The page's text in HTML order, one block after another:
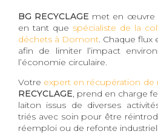
BG RECYCLAGE met en œuvre
en tant que spécialiste de la
déchets à Domont. Chaque flux
afin de limiter l’impact
l’économie circulaire.
Votre expert en récupération
RECYCLAGE, prend en charge
laiton issus de diverses
triés avec soin pour être
réemploi ou de refonte